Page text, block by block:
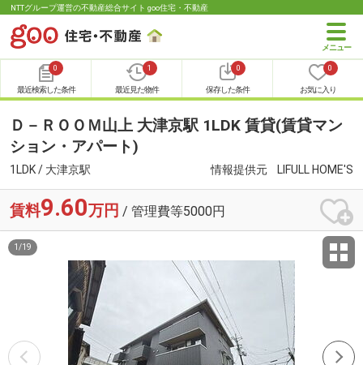
NTTグループ運営の不動産総合サイト goo住宅・不動産
0
最近検索した条件
1
最近見た物件
0
保存した条件
0
お気に入り
Ｄ－ＲＯＯＭ山上 大津京駅 1LDK 賃貸(賃貸マン
ション・アパート)
1LDK / 大津京駅 情報提供元 LIFULL HOME'S
賃料9.60万円 / 管理費等5000円
1 /19